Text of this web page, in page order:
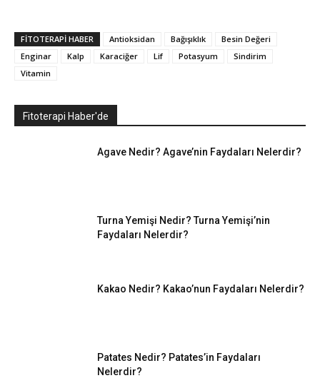
FITOTERAPI HABER Antioksidan Bağışıklık
Besin Değeri
Enginar
Kalp Karaciğer Lif Potasyum
Sindirim
Vitamin
Fitoterapi Haber'de
Agave Nedir? Agave’nin Faydaları Nelerdir?
Turna Yemişi Nedir? Turna Yemişi’nin
Faydaları Nelerdir?
Kakao Nedir? Kakao’nun Faydaları Nelerdir?
Patates Nedir? Patates’in Faydaları
Nelerdir?